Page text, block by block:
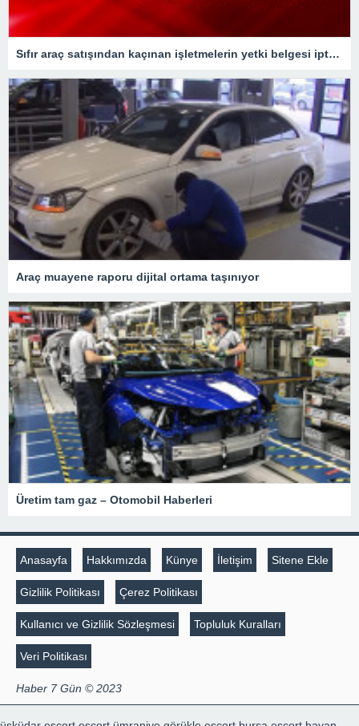
Sıfır araç satışından kaçınan işletmelerin yetki belgesi iptal edilecek
Araç muayene raporu dijital ortama taşınıyor
Üretim tam gaz – Otomobil Haberleri
Anasayfa Hakkımızda Künye İletişim Sitene Ekle
Gizlilik Politikası Çerez Politikası
Kullanıcı ve Gizlilik Sözleşmesi Topluluk Kuralları
Veri Politikası
Haber 7 Gün © 2023